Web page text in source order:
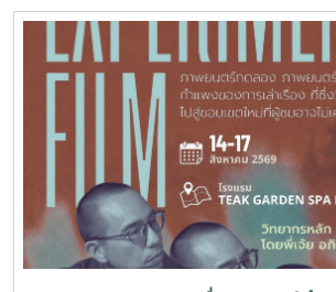
เสนอผลงานต่อหน้าคณะกรรมการ เพื่อชิงเงิ
50,000 บาท ภาพยนตร์สารคดีเรื่องนี้มีควา
วินาที กำกับภาพยนตร์สารคดี โดย กฤตกมล
สารคดีเล่าเรื่องของคนขับรถบรรทุกผู้เคยทำ
ความผิดพลาดในอดีต ก่อนเลือกทุ่มเทแรงกา
ธุรกิจในฝัน หวังให้ความเหนื่อยและความอดท
ไถ่บาป และพิสูจน์ว่าคนเราสามารถเริ่มต้นให
ร่วมเป็นกำลังใจให้กฤตกมล โสมโสดา ในกา
และนำเสนอผลงานในรอบต่อไป พร้อมขอแส
15 ทีมที่ได้รับการคัดเลือกในปีนี้ขอขอบคุณแ